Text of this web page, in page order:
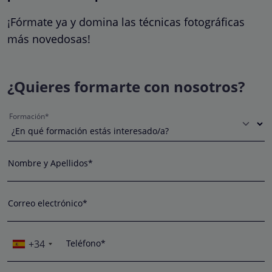
¡Fórmate ya y domina las técnicas fotográficas
más novedosas!
¿Quieres formarte con nosotros?
Formación*
Nombre y Apellidos*
Correo electrónico*
+34 Teléfono*